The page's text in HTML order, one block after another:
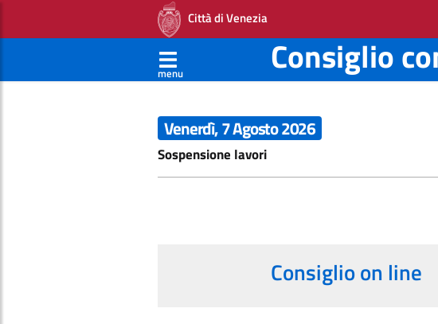
Città di Venezia
menu Consiglio
Venerdì, 7 Agosto 2026
Sospensione lavori
Consiglio on line